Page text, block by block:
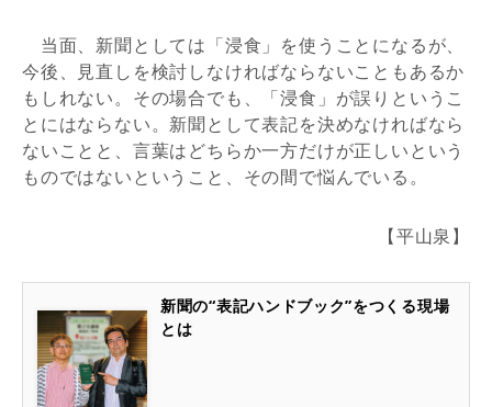
当面、新聞としては「浸食」を使うことになるが、
今後、見直しを検討しなければならないこともあるか
もしれない。その場合でも、「浸食」が誤りというこ
とにはならない。新聞として表記を決めなければなら
ないことと、言葉はどちらか一方だけが正しいという
ものではないということ、その間で悩んでいる。
【平山泉】
新聞の“表記ハンドブック”をつくる現場
とは